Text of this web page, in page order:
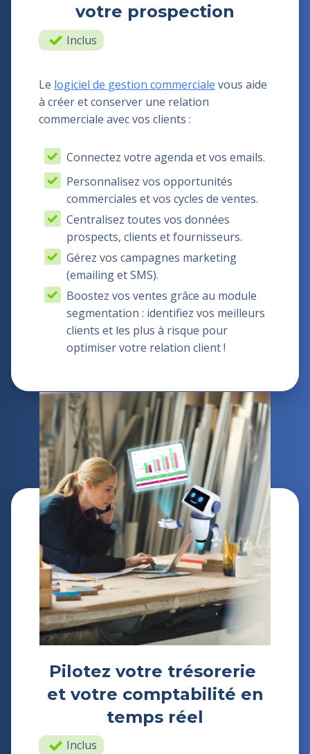
votre prospection
Inclus
Le logiciel de gestion commerciale vous aide
à créer et conserver une relation
commerciale avec vos clients :
Connectez votre agenda et vos emails.
Personnalisez vos opportunités
commerciales et vos cycles de ventes.
Centralisez toutes vos données
prospects, clients et fournisseurs.
Gérez vos campagnes marketing
(emailing et SMS).
Boostez vos ventes grâce au module
segmentation : identifiez vos meilleurs
clients et les plus à risque pour
optimiser votre relation client !
Pilotez votre trésorerie
et votre comptabilité en
temps réel
Inclus